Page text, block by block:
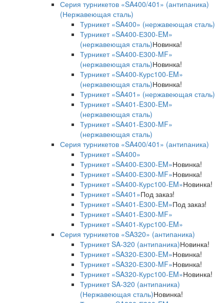
Серия турникетов «SA400/401» (антипаника)
(Нержавеющая сталь)
Турникет «SA400» (нержавеющая сталь)
Турникет «SA400-Е300-EM»
(нержавеющая сталь)Новинка!
Турникет «SA400-Е300-MF»
(нержавеющая сталь)Новинка!
Турникет «SA400-Курс100-EM»
(нержавеющая сталь)Новинка!
Турникет «SA401» (нержавеющая сталь)
Турникет «SA401-E300-EM»
(нержавеющая сталь)
Турникет «SA401-E300-MF»
(нержавеющая сталь)
Серия турникетов «SA400/401» (антипаника)
Турникет «SA400»
Турникет «SA400-Е300-EM»Новинка!
Турникет «SA400-Е300-MF»Новинка!
Турникет «SA400-Курс100-EM»Новинка!
Турникет «SA401»Под заказ!
Турникет «SA401-E300-EM»Под заказ!
Турникет «SA401-E300-MF»
Турникет «SA401-Курс100-EM»
Серия турникетов «SA320» (антипаника)
Турникет SA-320 (антипаника)Новинка!
Турникет «SA320-Е300-EM»Новинка!
Турникет «SA320-Е300-MF»Новинка!
Турникет «SA320-Курс100-EM»Новинка!
Турникет SA-320 (антипаника)
(Нержавеющая сталь)Новинка!